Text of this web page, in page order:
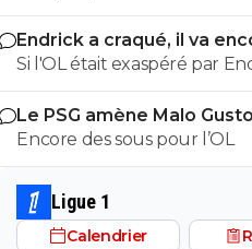
Endrick a craqué, il va
Real
Si l'OL était exaspéré par
suivrait pas de très près. Bref... Quand
l'équipe sera complète... ce
mieux.
Le PSG amène Malo
concurrencer Hakimi
Encore des sous pour l’OL
Ligue 1
Calendrier